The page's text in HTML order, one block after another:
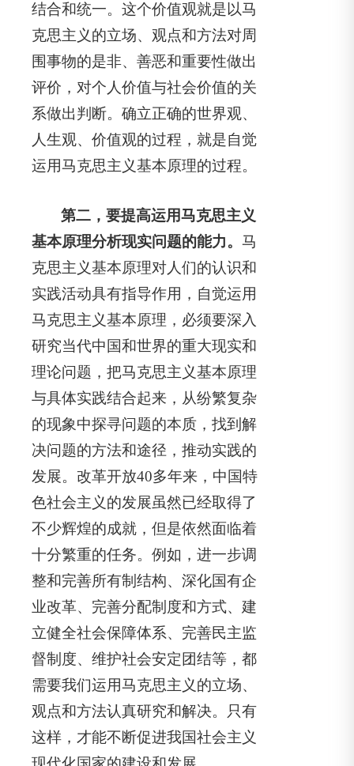
结合和统一。这个价值观就是以马
克思主义的立场、观点和方法对周
围事物的是非、善恶和重要性做出
评价，对个人价值与社会价值的关
系做出判断。确立正确的世界观、
人生观、价值观的过程，就是自觉
运用马克思主义基本原理的过程。
第二，要提高运用马克思主义
基本原理分析现实问题的能力。 马
克思主义基本原理对人们的认识和
实践活动具有指导作用，自觉运用
马克思主义基本原理，必须要深入
研究当代中国和世界的重大现实和
理论问题，把马克思主义基本原理
与具体实践结合起来，从纷繁复杂
的现象中探寻问题的本质，找到解
决问题的方法和途径，推动实践的
发展。改革开放40多年来，中国特
色社会主义的发展虽然已经取得了
不少辉煌的成就，但是依然面临着
十分繁重的任务。例如，进一步调
整和完善所有制结构、深化国有企
业改革、完善分配制度和方式、建
立健全社会保障体系、完善民主监
督制度、维护社会安定团结等，都
需要我们运用马克思主义的立场、
观点和方法认真研究和解决。只有
这样，才能不断促进我国社会主义